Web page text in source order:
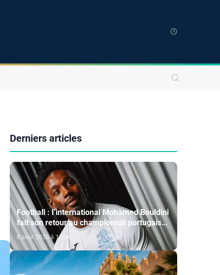
Derniers articles
Football : l’international Mohamed Bouldini
fait son retour au championnat portugais
via l’Académico de Viseu
8 août 2026 à 15:34